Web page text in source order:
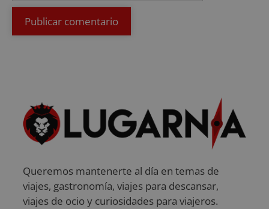
Queremos mantenerte al día en temas de
viajes, gastronomía, viajes para descansar,
viajes de ocio y curiosidades para viajeros.